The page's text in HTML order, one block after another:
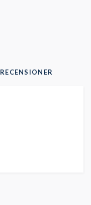
RECENSIONER